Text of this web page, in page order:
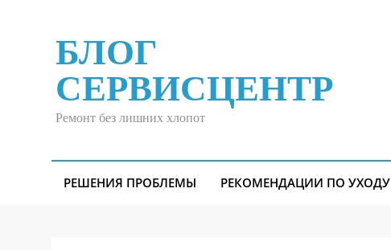
содержимомуБЛОГ
СЕРВИСЦЕНТР
Ремонт без лишних хлопот
РЕШЕНИЯ ПРОБЛЕМЫ РЕКОМЕНДАЦИИ ПО УХОДУ